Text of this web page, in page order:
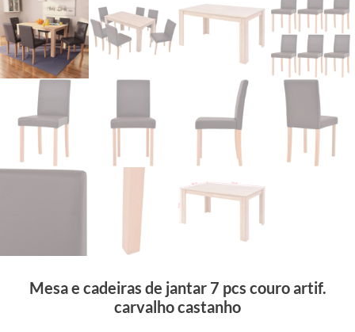
Mesa e cadeiras de jantar 7 pcs couro artif.
carvalho castanho